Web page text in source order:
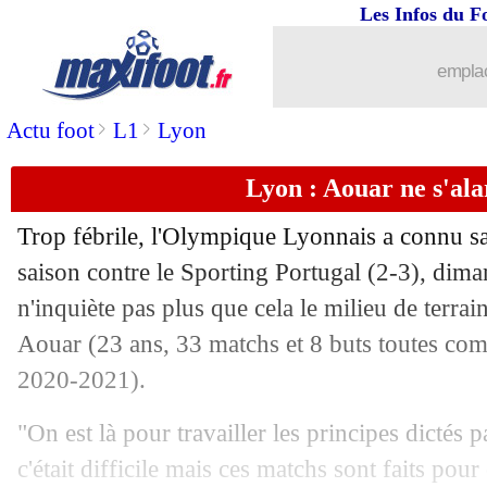
Actu foot> L1 > Lyon
Les Infos du
Lyon : Aouar ne
Trop fébrile, l'Olympique Lyonnais a connu
saison contre le Sporting Portugal (2-3),
n'inquiète pas plus que cela le milieu de
Aouar (23 ans, 33 matchs et 8 buts toutes
2020-2021).
"On est là pour travailler les principes dictés
c'était difficile mais ces matchs sont faits
Liverpool
26/07 Celtic
26/07 Tottenham: Lamela à Séville, Gil a
26/07 Barça : un accord à l'amiable avec
26/07 Lyon: P. Bosz - "c'est moi le
26/07 Lille: une nouvelle cible au poste de
26/07 Troyes : Larouci et Nyamsi en